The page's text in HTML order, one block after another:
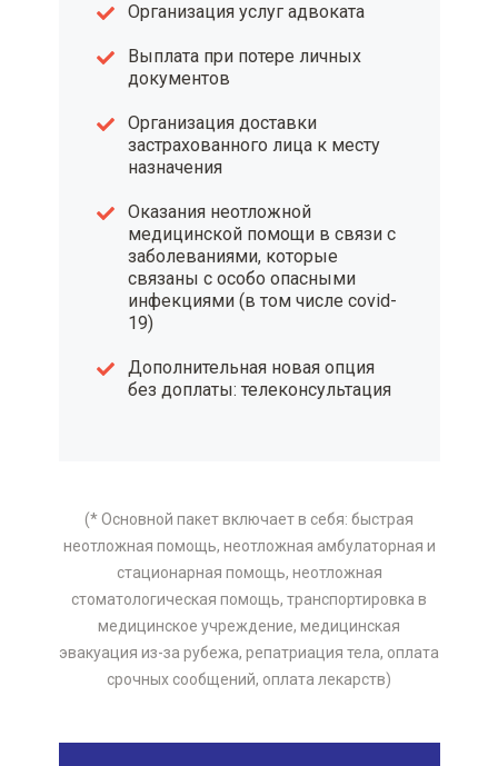
Организация услуг адвоката
Выплата при потере личных
документов
Организация доставки
застрахованного лица к месту
назначения
Оказания неотложной
медицинской помощи в связи с
заболеваниями, которые
связаны с особо опасными
инфекциями (в том числе covid-
19)
Дополнительная новая опция
без доплаты: телеконсультация
(* Основной пакет включает в себя: быстрая
неотложная помощь, неотложная амбулаторная и
стационарная помощь, неотложная
стоматологическая помощь, транспортировка в
медицинское учреждение, медицинская
эвакуация из-за рубежа, репатриация тела, оплата
срочных сообщений, оплата лекарств)